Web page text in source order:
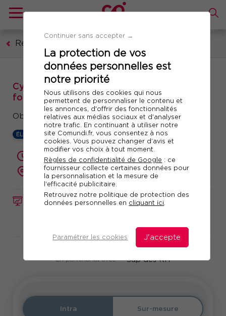
Continuer sans accepter →
La protection de vos
données personnelles est
notre priorité
Nous utilisons des cookies qui nous
permettent de personnaliser le contenu et
les annonces, d'offrir des fonctionnalités
relatives aux médias sociaux et d'analyser
notre trafic. En continuant à utiliser notre
site Comundi.fr, vous consentez à nos
cookies. Vous pouvez changer d’avis et
modifier vos choix à tout moment.
Règles de confidentialité de Google : ce
fournisseur collecte certaines données pour
la personnalisation et la mesure de
l'efficacité publicitaire.
Retrouvez notre politique de protection des
données personnelles en cliquant ici.
Paramétrer les cookies J'accepte
Ressources humaines, formation, droit social
FORMATION Réf. 10911
Cycle certifiant RH : Pilotage de la
formation professionnelle
Obtenez votre certification SUP des RH
ÉLIGIBLE CPF
21h de formation + 3h d'évaluation
présentiel ou à distance
En partenariat avec
Intra Sur-mesure